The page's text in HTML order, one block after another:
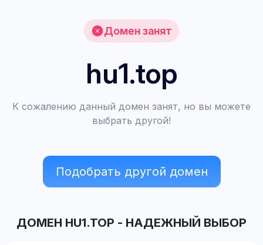
Домен занят
hu1.top
К сожалению данный домен занят, но вы можете
выбрать другой!
Подобрать другой домен
ДОМЕН HU1.TOP - НАДЕЖНЫЙ ВЫБОР